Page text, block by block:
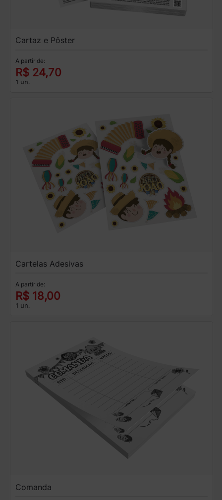
Cartaz e Pôster
A partir de:
R$ 24,70
1 un.
Cartelas Adesivas
A partir de:
R$ 18,00
1 un.
Comanda